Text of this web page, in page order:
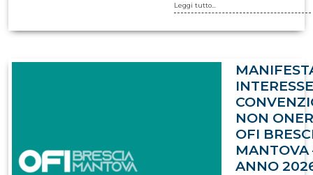
Leggi tutto...
INTERESSE
NON
OFI
MANTOVA
ANNO